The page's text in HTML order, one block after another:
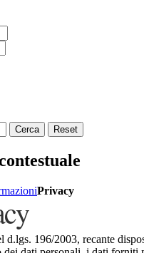
Cerca Reset
Privacy
d.lgs. 196/2003, recante